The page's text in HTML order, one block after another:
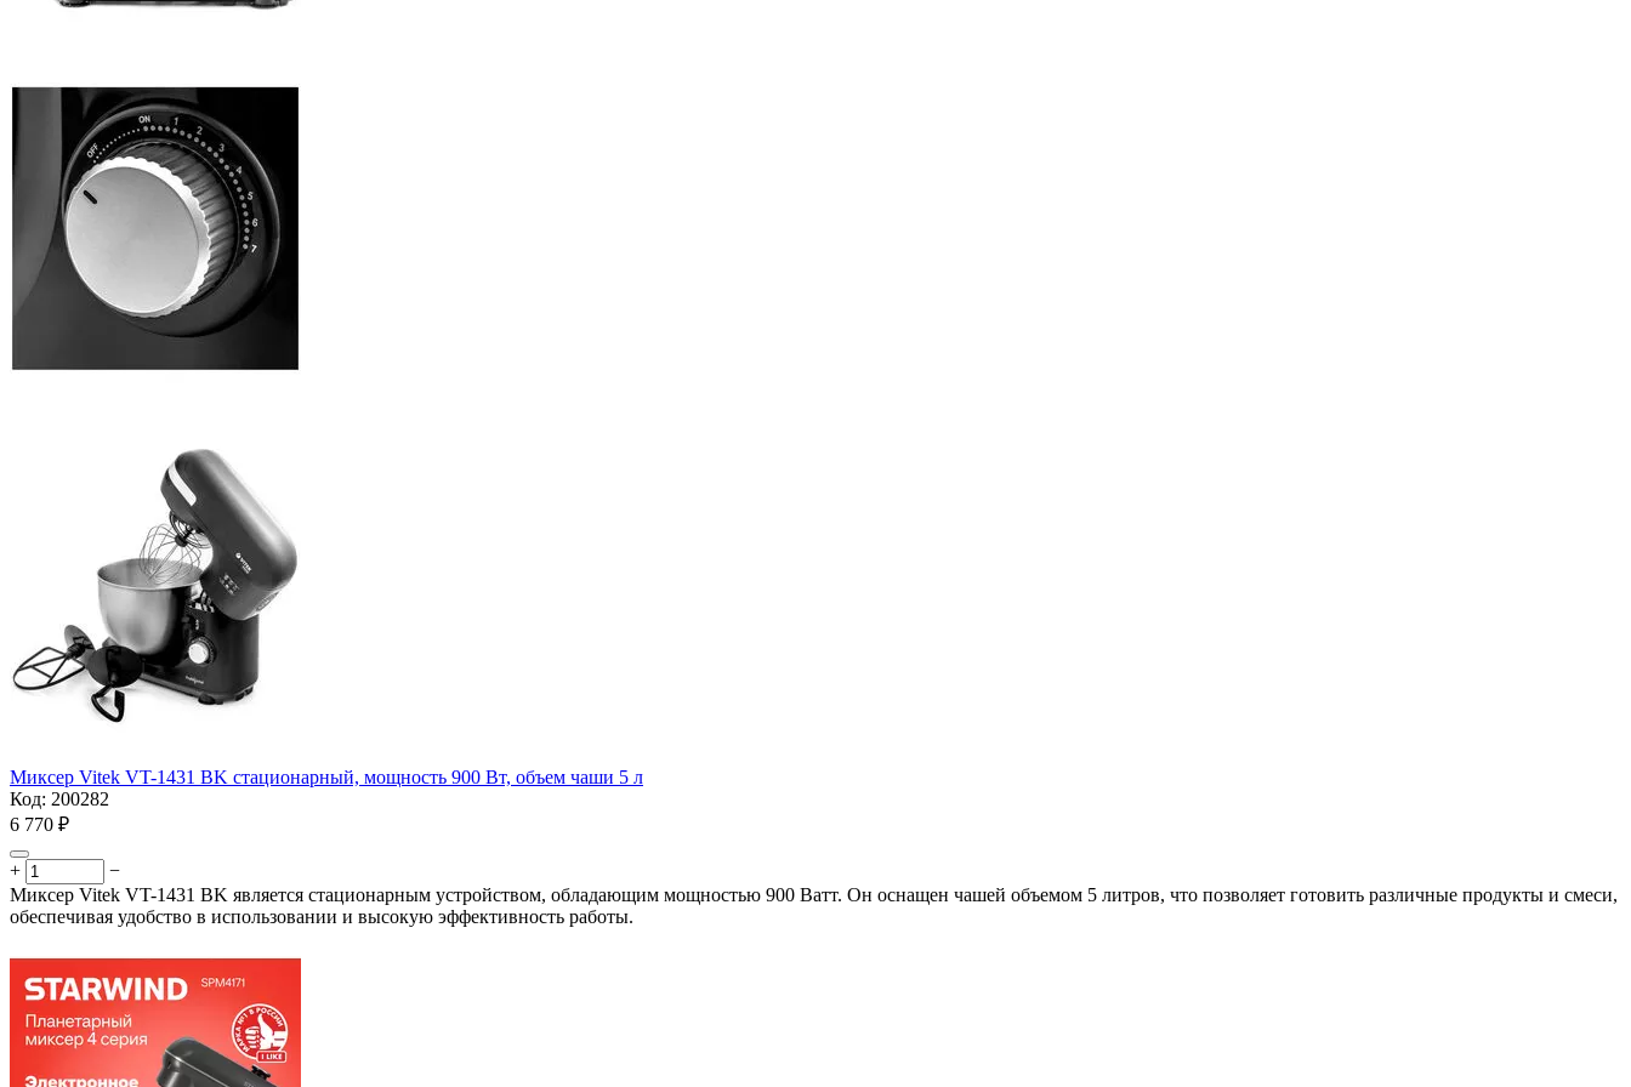
Миксер Vitek VT-1431 BK стационарный, мощность 900 Вт, объем чаши 5 л
Код: 200282
6 770 ₽
+
−
Миксер Vitek VT-1431 BK является стационарным устройством, обладающим мощностью 900 Ватт. Он оснащен чашей объемом 5 литров, что позволяет готовить различные продукты и смеси,
обеспечивая удобство в использовании и высокую эффективность работы.